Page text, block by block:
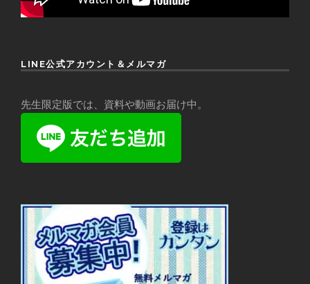
LINE公式アカウント＆メルマガ
先生限定版では、資料や動画お届け中。